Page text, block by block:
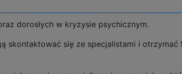
dorosłych w kryzysie psychicznym.
skontaktować się ze specjalistami i